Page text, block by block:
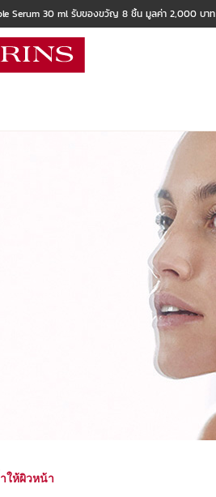
Serum 30 ml รับของขวัญ 8 ชิ้น มูลค่า 2,000 บาท
ให้ผิวหน้า